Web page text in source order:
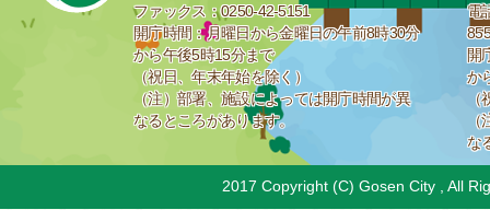
ファックス：0250-42-5151
開庁時間：月曜日から金曜日の午前8時30分
から午後5時15分まで
（祝日、年末年始を除く）
（注）部署、施設によっては開庁時間が異
なるところがあります。
電
開
か
な
2017 Copyright (C) Gosen City , All